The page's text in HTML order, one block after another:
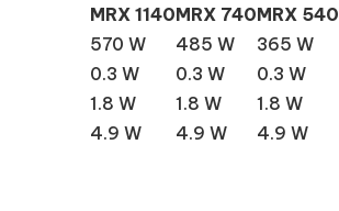
MRX 1140MRX 740MRX 540
570 W 485 W
365 W
0.3 W 0.3 W
0.3 W
1.8 W 1.8 W
1.8 W
4.9 W 4.9 W
4.9 W